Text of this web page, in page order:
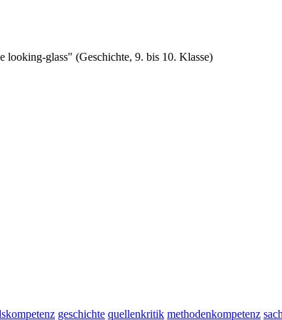
glass" (Geschichte, 9. bis 10. Klasse)
geschichte quellenkritik methodenkompetenz